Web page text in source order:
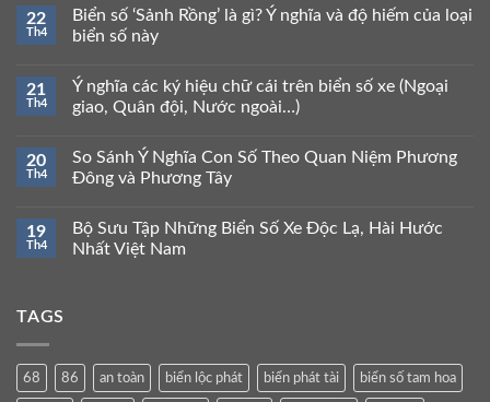
22
Th4
Biển số ‘Sảnh Rồng’ là gì? Ý nghĩa và độ hiếm của loại
biển số này
21
Th4
Ý nghĩa các ký hiệu chữ cái trên biển số xe (Ngoại
giao, Quân đội, Nước ngoài…)
20
Th4
So Sánh Ý Nghĩa Con Số Theo Quan Niệm Phương
Đông và Phương Tây
19
Th4
Bộ Sưu Tập Những Biển Số Xe Độc Lạ, Hài Hước
Nhất Việt Nam
TAGS
68 86 an toàn biển lộc phát biển phát tài biển số tam hoa